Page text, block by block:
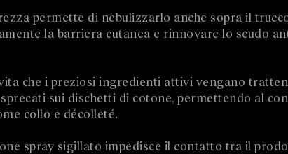
permette di nebulizzarlo anche sopra il
la barriera cutanea e rinnovare lo scudo
che i preziosi ingredienti attivi vengano
sui dischetti di cotone, permettendo al
collo e décolleté.
spray sigillato impedisce il contatto tra il